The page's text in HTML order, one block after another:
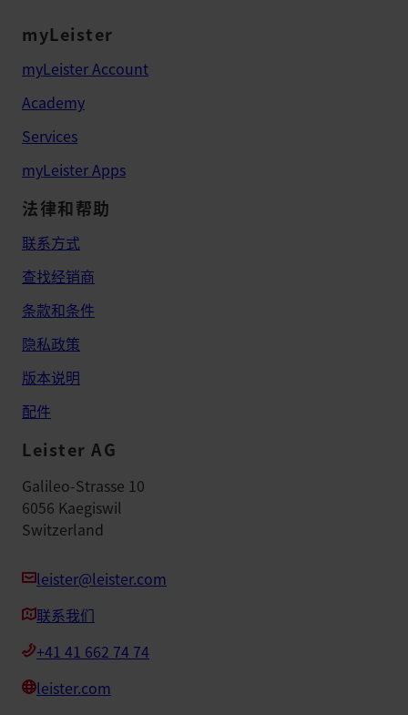
myLeister
myLeister Account
Academy
Services
myLeister Apps
法律和帮助
联系方式
查找经销商
条款和条件
隐私政策
版本说明
配件
Leister AG
Galileo-Strasse 10
6056 Kaegiswil
Switzerland
leister@leister.com
联系我们
+41 41 662 74 74
leister.com